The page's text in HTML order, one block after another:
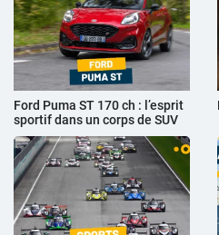
Ford Puma ST 170 ch : l’esprit
sportif dans un corps de SUV